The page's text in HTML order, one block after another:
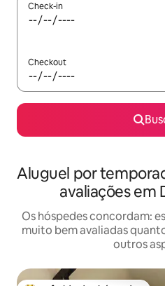
Check-in
Checkout
Aluguel por
avaliações em
Os hóspedes concordam:
muito bem avaliadas
outros